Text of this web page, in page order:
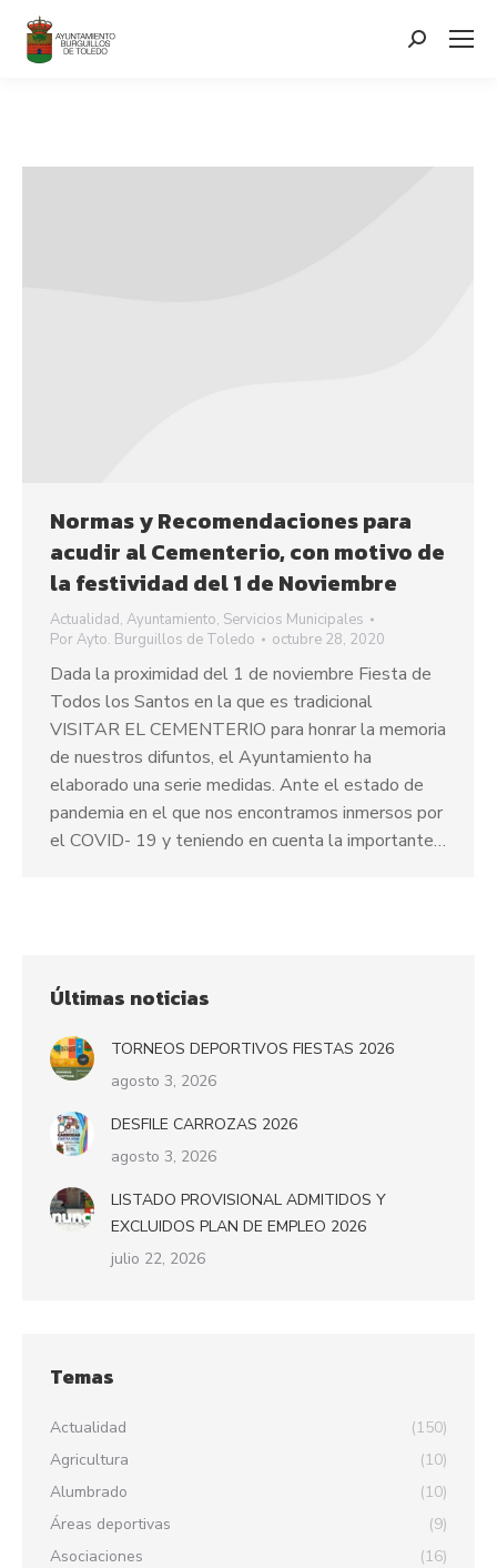
contenido
Search:
Normas y Recomendaciones para
acudir al Cementerio, con motivo de
la festividad del 1 de Noviembre
Actualidad, Ayuntamiento, Servicios Municipales
PorAyto. Burguillos de Toledo octubre 28, 2020
Dada la proximidad del 1 de noviembre Fiesta de
Todos los Santos en la que es tradicional
VISITAR EL CEMENTERIO para honrar la memoria
de nuestros difuntos, el Ayuntamiento ha
elaborado una serie medidas. Ante el estado de
pandemia en el que nos encontramos inmersos por
el COVID- 19 y teniendo en cuenta la importante…
Últimas noticias
TORNEOS DEPORTIVOS FIESTAS 2026
agosto 3, 2026
DESFILE CARROZAS 2026
agosto 3, 2026
LISTADO PROVISIONAL ADMITIDOS Y
EXCLUIDOS PLAN DE EMPLEO 2026
julio 22, 2026
Temas
Actualidad
(150)
Agricultura
(10)
Alumbrado
(10)
Áreas deportivas
(9)
Asociaciones
(16)